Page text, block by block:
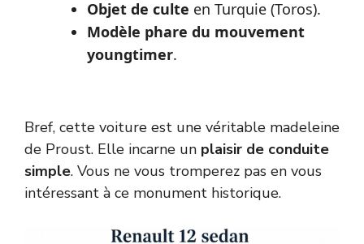
Objet de culte en Turquie (Toros).
Modèle phare du mouvement
youngtimer.
Bref, cette voiture est une véritable madeleine
de Proust. Elle incarne un plaisir de conduite
simple. Vous ne vous tromperez pas en vous
intéressant à ce monument historique.